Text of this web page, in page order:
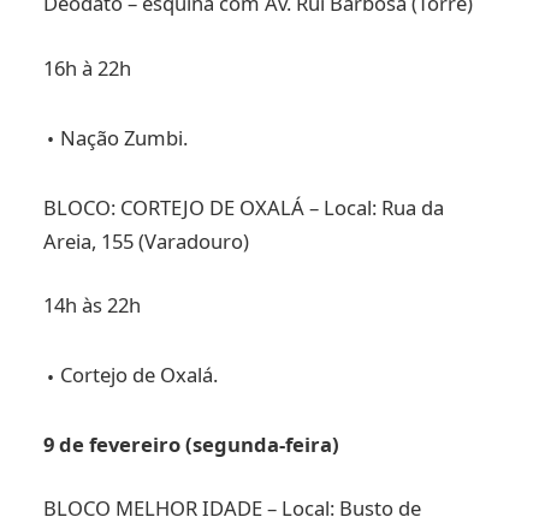
16h à 22h
Nação Zumbi.
BLOCO: CORTEJO DE OXALÁ – Local: Rua da
Areia, 155 (Varadouro)
14h às 22h
Cortejo de Oxalá.
9 de fevereiro (segunda-feira)
BLOCO MELHOR IDADE – Local: Busto de